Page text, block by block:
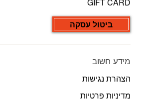
ביטול עסקה
מידע חשוב
הצהרת נגישות
מדיניות פרטיות